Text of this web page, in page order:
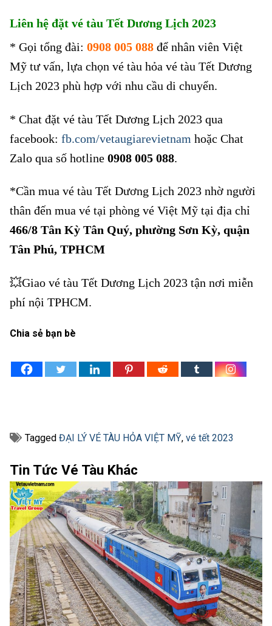
Liên hệ đặt vé tàu Tết Dương Lịch 2023
* Gọi tổng đài: 0908 005 088 để nhân viên Việt
Mỹ tư vấn, lựa chọn vé tàu hỏa vé tàu Tết Dương
Lịch 2023 phù hợp với nhu cầu di chuyển.
* Chat đặt vé tàu Tết Dương Lịch 2023 qua
facebook: fb.com/vetaugiarevietnam hoặc Chat
Zalo qua số hotline 0908 005 088.
*Cần mua vé tàu Tết Dương Lịch 2023 nhờ người
thân đến mua vé tại phòng vé Việt Mỹ tại địa chỉ
466/8 Tân Kỳ Tân Quý, phường Sơn Kỳ, quận
Tân Phú, TPHCM
💥Giao vé tàu Tết Dương Lịch 2023 tận nơi miễn
phí nội TPHCM.
Chia sẻ bạn bè
Tagged ĐẠI LÝ VÉ TÀU HỎA VIỆT MỸ, vé tết 2023
Tin Tức Vé Tàu Khác